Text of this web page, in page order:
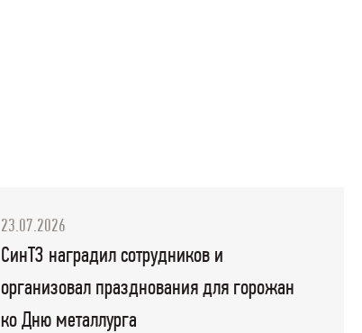
23.07.2026
СинТЗ наградил сотрудников и
организовал празднования для горожан
ко Дню металлурга